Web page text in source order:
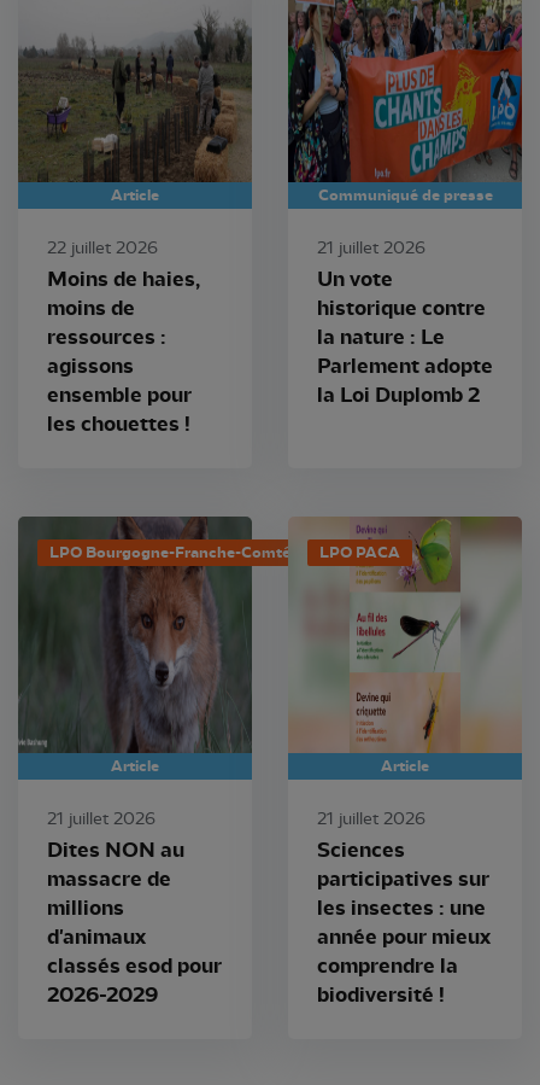
Article
22 juillet 2026
Moins de haies,
moins de
ressources :
agissons
ensemble pour
les chouettes !
Communiqué de presse
21 juillet 2026
Un vote
historique contre
la nature : Le
Parlement adopte
la Loi Duplomb 2
LPO Bourgogne-Franche-Comté
Article
21 juillet 2026
Dites NON au
massacre de
millions
d'animaux
classés esod pour
2026-2029
LPO PACA
Article
21 juillet 2026
Sciences
participatives sur
les insectes : une
année pour mieux
comprendre la
biodiversité !